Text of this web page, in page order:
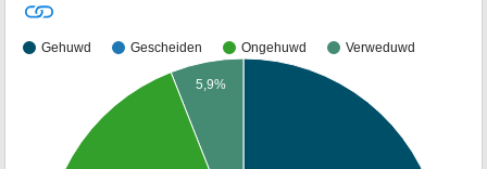
Gehuwd Gescheiden Ongehuwd Verweduwd
5,9%